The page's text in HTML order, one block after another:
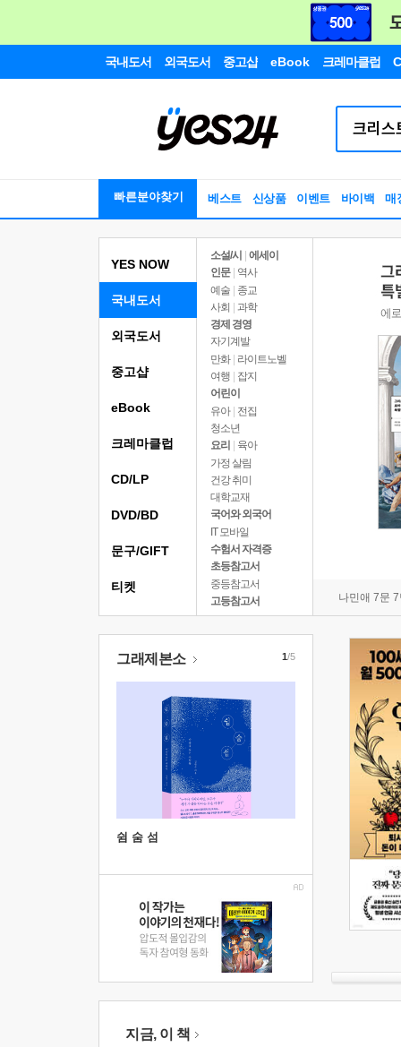
국내도서 외국도서 중고샵 eBook 크레마클럽
빠른분야찾기 베스트 신상품 이벤트 바이백 매
YES NOW
국내도서
소설/시
에세이
인문
역사
예술 | 종교
사회 | 과학
경제 경영
자기계발
만화 | 라이트노벨
여행
잡지
어린이
유아 | 전집
청소년
요리
육아
가정 살림
건강 취미
대학교재
국어와 외국어
IT 모바일
수험서 자격증
초등참고서
중등참고서
고등참고서
나민애 7문
외국도서
중고샵
eBook
크레마클럽
CD/LP
DVD/BD
문구/GIFT
티켓
그래제본소
쉼 숨 섬
1/5
지금, 이 책